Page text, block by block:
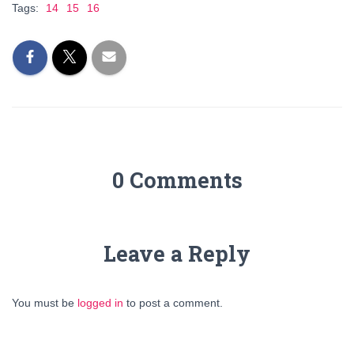
Tags: 14 15 16
0 Comments
Leave a Reply
You must be logged in to post a comment.